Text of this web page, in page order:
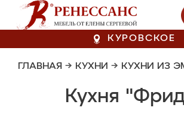
КУРОВСКОЕ
ГЛАВНАЯ → КУХНИ → КУХНИ ИЗ
Кухня